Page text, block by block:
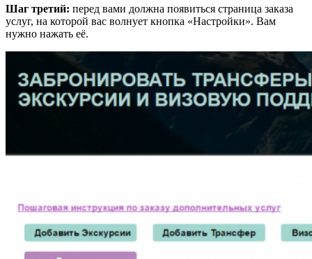
Шаг третий: перед вами должна появиться страница заказа
услуг, на которой вас волнует кнопка «Настройки». Вам
нужно нажать её.